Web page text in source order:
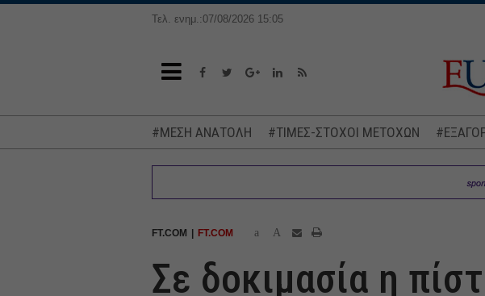
Τελ. ενημ.:07/08/2026 15:05
#ΜΕΣΗ ΑΝΑΤΟΛΗ #ΤΙΜΕΣ-ΣΤΟΧΟΙ ΜΕΤΟΧΩΝ
FT.COM FT.COM a A
Σε δοκιμασία η